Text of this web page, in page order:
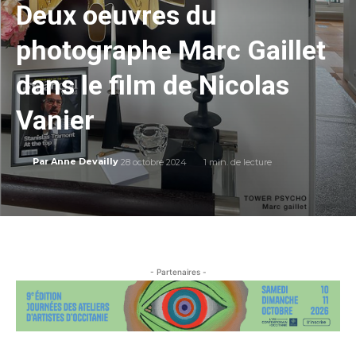
Deux oeuvres du
photographe Marc Gaillet
dans le film de Nicolas
Vanier
Par Anne Devailly 28 octobre 2024 1 min. de lecture
- Partenaires -